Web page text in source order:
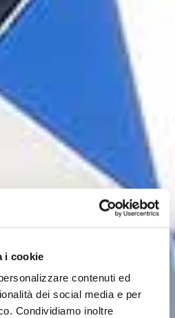
i cookie
contenuti ed
dei social media e per
Condividiamo inoltre